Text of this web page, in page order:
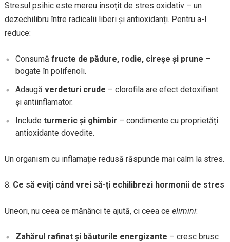
Stresul psihic este mereu însoțit de stres oxidativ – un
dezechilibru între radicalii liberi și antioxidanți. Pentru a-l
reduce:
Consumă fructe de pădure, rodie, cireșe și prune –
bogate în polifenoli.
Adaugă verdeturi crude – clorofila are efect detoxifiant
și antiinflamator.
Include turmeric și ghimbir – condimente cu proprietăți
antioxidante dovedite.
Un organism cu inflamație redusă răspunde mai calm la stres.
Ce să eviți când vrei să-ți echilibrezi hormonii de stres
Uneori, nu ceea ce mănânci te ajută, ci ceea ce elimini:
Zahărul rafinat și băuturile energizante – cresc brusc